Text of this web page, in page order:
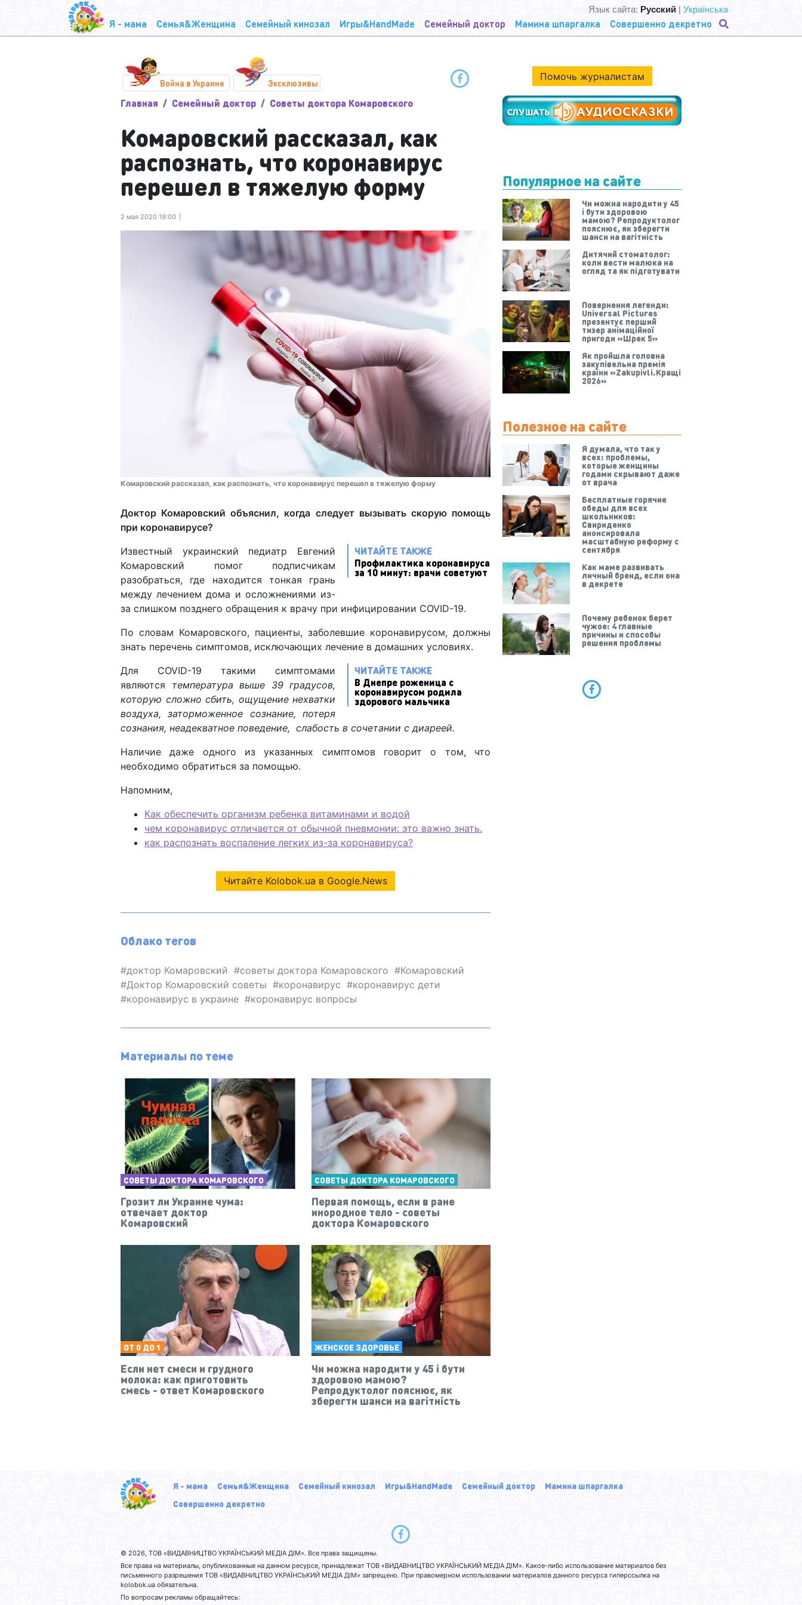
Я - мама Семья&Женщина Семейный кинозал Игры&HandMade Семейный доктор Мамина шпаргалка Совершенно декретно
Язык сайта: Русский | Українська
Война в Украине Эксклюзивы
Главная Семейный доктор Советы доктора Комаровского
Комаровский рассказал, как
распознать, что коронавирус
перешел в тяжелую форму
2 мая 2020 19:00
Комаровский рассказал, как распознать, что коронавирус перешел в тяжелую форму
Доктор Комаровский объяснил, когда следует вызывать скорую помощь
при коронавирусе?
ЧИТАЙТЕ ТАКЖЕ
Профилактика коронавируса
за 10 минут: врачи советуют
Известный украинский педиатр Евгений
Комаровский помог подписчикам
разобраться, где находится тонкая грань
между лечением дома и осложнениями из-
за слишком позднего обращения к врачу при инфицировании COVID-19.
По словам Комаровского, пациенты, заболевшие коронавирусом, должны
знать перечень симптомов, исключающих лечение в домашних условиях.
ЧИТАЙТЕ ТАКЖЕ
В Днепре роженица с
коронавирусом родила
здорового мальчика
Для COVID-19 такими симптомами
являются температура выше 39 градусов,
которую сложно сбить, ощущение нехватки
воздуха, заторможенное сознание, потеря
сознания, неадекватное поведение, слабость в сочетании с диареей.
Наличие даже одного из указанных симптомов говорит о том, что
необходимо обратиться за помощью.
Напомним,
Как обеспечить организм ребенка витаминами и водой
чем коронавирус отличается от обычной пневмонии: это важно знать.
как распознать воспаление легких из-за коронавируса?
Читайте Kolobok.ua в Google.News
Облако тегов
доктор Комаровский советы доктора Комаровского
Комаровский
Доктор Комаровский советы
коронавирус
коронавирус дети
коронавирус в украине
коронавирус вопросы
Материалы по теме
СОВЕТЫ ДОКТОРА КОМАРОВСКОГО
Грозит ли Украине чума:
отвечает доктор
Комаровский
СОВЕТЫ ДОКТОРА КОМАРОВСКОГО
Первая помощь, если в ране
инородное тело - советы
доктора Комаровского
ОТ 0 ДО 1
Если нет смеси и грудного
молока: как приготовить
смесь - ответ Комаровского
ЖЕНСКОЕ ЗДОРОВЬЕ
Чи можна народити у 45 і бути
здоровою мамою?
Репродуктолог пояснює, як
зберегти шанси на вагітність
Помочь журналистам
Популярное на сайте
Чи можна народити у 45
і бути здоровою
мамою? Репродуктолог
пояснює, як зберегти
шанси на вагітність
Дитячий стоматолог:
коли вести малюка на
огляд та як підготувати
Повернення легенди:
Universal Pictures
презентує перший
тизер анімаційної
пригоди «Шрек 5»
Як пройшла головна
закупівельна премія
країни «Zakupivli.Кращі
2026»
Полезное на сайте
Я думала, что так у
всех: проблемы,
которые женщины
годами скрывают даже
от врача
Бесплатные горячие
обеды для всех
школьников:
Свириденко
анонсировала
масштабную реформу с
сентября
Как маме развивать
личный бренд, если она
в декрете
Почему ребенок берет
чужое: 4 главные
причины и способы
решения проблемы
Я - мама Семья&Женщина Семейный кинозал Игры&HandMade Семейный доктор
Мамина шпаргалка
Совершенно декретно
© 2026, ТОВ «ВИДАВНИЦТВО УКРАЇНСЬКИЙ МЕДІА ДІМ». Все права защищены.
Все права на материалы, опубликованные на данном ресурсе, принадлежат ТОВ «ВИДАВНИЦТВО УКРАЇНСЬКИЙ МЕДІА ДІМ». Какое-либо использование материалов без
письменного разрешения ТОВ «ВИДАВНИЦТВО УКРАЇНСЬКИЙ МЕДІА ДІМ» запрещено. При правомерном использовании материалов данного ресурса гиперссылка на
kolobok.ua обязательна.
По вопросам рекламы обращайтесь: